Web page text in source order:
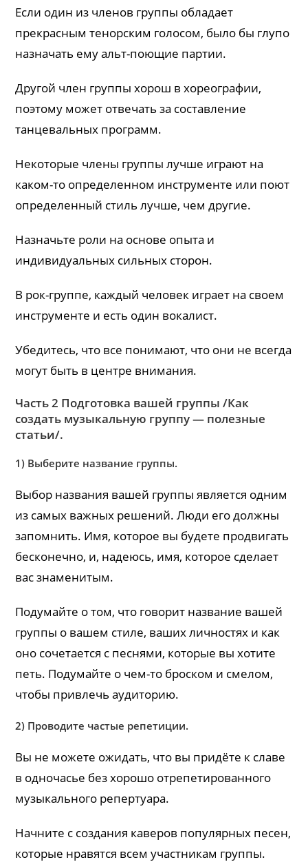
Если один из членов группы обладает
прекрасным тенорским голосом, было бы глупо
назначать ему альт-поющие партии.
Другой член группы хорош в хореографии,
поэтому может отвечать за составление
танцевальных программ.
Некоторые члены группы лучше играют на
каком-то определенном инструменте или поют
определенный стиль лучше, чем другие.
Назначьте роли на основе опыта и
индивидуальных сильных сторон.
В рок-группе, каждый человек играет на своем
инструменте и есть один вокалист.
Убедитесь, что все понимают, что они не всегда
могут быть в центре внимания.
Часть 2 Подготовка вашей группы /Как
создать музыкальную группу — полезные
статьи/.
1) Выберите название группы.
Выбор названия вашей группы является одним
из самых важных решений. Люди его должны
запомнить. Имя, которое вы будете продвигать
бесконечно, и, надеюсь, имя, которое сделает
вас знаменитым.
Подумайте о том, что говорит название вашей
группы о вашем стиле, ваших личностях и как
оно сочетается с песнями, которые вы хотите
петь. Подумайте о чем-то броском и смелом,
чтобы привлечь аудиторию.
2) Проводите частые репетиции.
Вы не можете ожидать, что вы придёте к славе
в одночасье без хорошо отрепетированного
музыкального репертуара.
Начните с создания каверов популярных песен,
которые нравятся всем участникам группы.